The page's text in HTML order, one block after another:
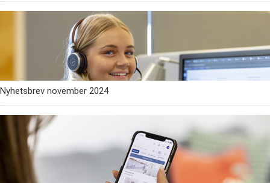
Nyhetsbrev november 2024